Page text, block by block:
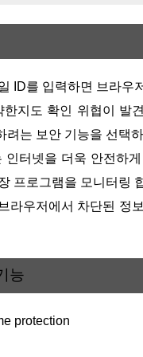
ID를 입력하면 브라
지도 확인 위협이 발
려는 보안 기능을 선택
터넷을 더욱 안전하
프로그램을 모니터링
라우저에서 차단된 정
능
protection